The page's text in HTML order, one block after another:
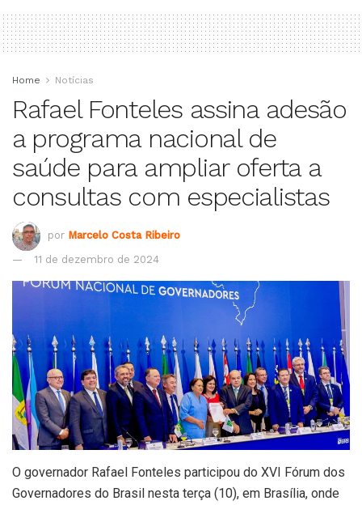
Home Notícias
Rafael Fonteles assina adesão
a programa nacional de
saúde para ampliar oferta a
consultas com especialistas
por Marcelo Costa Ribeiro
11 de dezembro de 2024
O governador Rafael Fonteles participou do XVI Fórum dos
Governadores do Brasil nesta terça (10), em Brasília, onde